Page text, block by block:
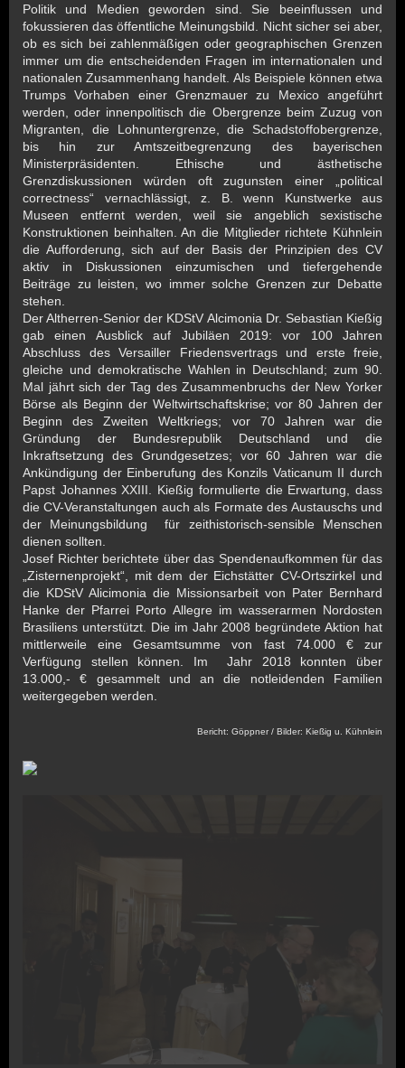
Politik und Medien geworden sind. Sie beeinflussen und
fokussieren das öffentliche Meinungsbild. Nicht sicher sei aber,
ob es sich bei zahlenmäßigen oder geographischen Grenzen
immer um die entscheidenden Fragen im internationalen und
nationalen Zusammenhang handelt. Als Beispiele können etwa
Trumps Vorhaben einer Grenzmauer zu Mexico angeführt
werden, oder innenpolitisch die Obergrenze beim Zuzug von
Migranten, die Lohnuntergrenze, die Schadstoffobergrenze,
bis hin zur Amtszeitbegrenzung des bayerischen
Ministerpräsidenten. Ethische und ästhetische
Grenzdiskussionen würden oft zugunsten einer „political
correctness“ vernachlässigt, z. B. wenn Kunstwerke aus
Museen entfernt werden, weil sie angeblich sexistische
Konstruktionen beinhalten. An die Mitglieder richtete Kühnlein
die Aufforderung, sich auf der Basis der Prinzipien des CV
aktiv in Diskussionen einzumischen und tiefergehende
Beiträge zu leisten, wo immer solche Grenzen zur Debatte
stehen.
Der Altherren-Senior der KDStV Alcimonia Dr. Sebastian Kießig
gab einen Ausblick auf Jubiläen 2019: vor 100 Jahren
Abschluss des Versailler Friedensvertrags und erste freie,
gleiche und demokratische Wahlen in Deutschland; zum 90.
Mal jährt sich der Tag des Zusammenbruchs der New Yorker
Börse als Beginn der Weltwirtschaftskrise; vor 80 Jahren der
Beginn des Zweiten Weltkriegs; vor 70 Jahren war die
Gründung der Bundesrepublik Deutschland und die
Inkraftsetzung des Grundgesetzes; vor 60 Jahren war die
Ankündigung der Einberufung des Konzils Vaticanum II durch
Papst Johannes XXIII. Kießig formulierte die Erwartung, dass
die CV-Veranstaltungen auch als Formate des Austauschs und
der Meinungsbildung für zeithistorisch-sensible Menschen
dienen sollten.
Josef Richter berichtete über das Spendenaufkommen für das
„Zisternenprojekt“, mit dem der Eichstätter CV-Ortszirkel und
die KDStV Alicimonia die Missionsarbeit von Pater Bernhard
Hanke der Pfarrei Porto Allegre im wasserarmen Nordosten
Brasiliens unterstützt. Die im Jahr 2008 begründete Aktion hat
mittlerweile eine Gesamtsumme von fast 74.000 € zur
Verfügung stellen können. Im Jahr 2018 konnten über
13.000,- € gesammelt und an die notleidenden Familien
weitergegeben werden.
Bericht: Göppner / Bilder: Kießig u. Kühnlein